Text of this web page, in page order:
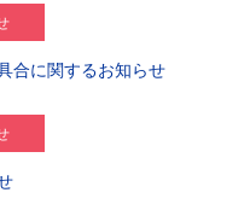
合に関するお知らせ